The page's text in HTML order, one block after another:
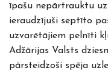
īpašu nepārtrauktu
ieraudzījuši septīto
uzvarētājiem pelnīti
Adžārijas Valsts
pārsteidzoši spēja